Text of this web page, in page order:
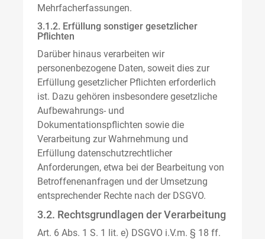
Mehrfacherfassungen.
3.1.2. Erfüllung sonstiger gesetzlicher
Pflichten
Darüber hinaus verarbeiten wir
personenbezogene Daten, soweit dies zur
Erfüllung gesetzlicher Pflichten erforderlich
ist. Dazu gehören insbesondere gesetzliche
Aufbewahrungs- und
Dokumentationspflichten sowie die
Verarbeitung zur Wahrnehmung und
Erfüllung datenschutzrechtlicher
Anforderungen, etwa bei der Bearbeitung von
Betroffenenanfragen und der Umsetzung
entsprechender Rechte nach der DSGVO.
3.2. Rechtsgrundlagen der Verarbeitung
Art. 6 Abs. 1 S. 1 lit. e) DSGVO i.V.m. § 18 ff.